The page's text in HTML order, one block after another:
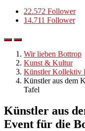
22.572 Follower
14.711 Follower
Wir lieben Bottrop
Kunst & Kultur
Künstler Kollektiv
Künstler aus dem
Tafel
Künstler aus
Event für die